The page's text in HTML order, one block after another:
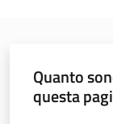
Quanto
questa